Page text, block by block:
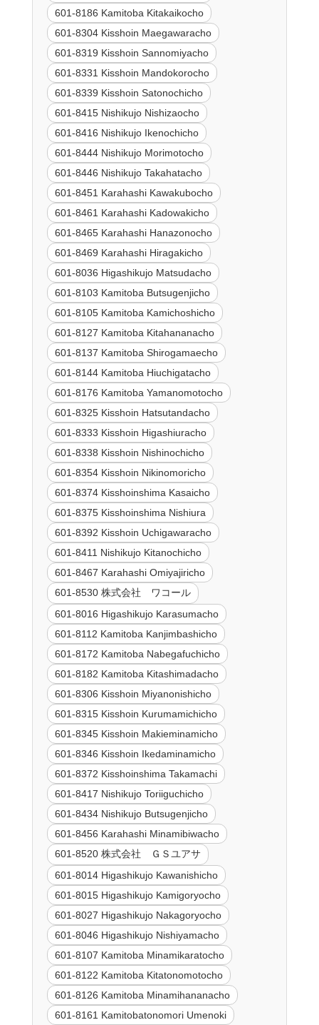
601-8186 Kamitoba Kitakaikocho
601-8304 Kisshoin Maegawaracho
601-8319 Kisshoin Sannomiyacho
601-8331 Kisshoin Mandokorocho
601-8339 Kisshoin Satonochicho
601-8415 Nishikujo Nishizaocho
601-8416 Nishikujo Ikenochicho
601-8444 Nishikujo Morimotocho
601-8446 Nishikujo Takahatacho
601-8451 Karahashi Kawakubocho
601-8461 Karahashi Kadowakicho
601-8465 Karahashi Hanazonocho
601-8469 Karahashi Hiragakicho
601-8036 Higashikujo Matsudacho
601-8103 Kamitoba Butsugenjicho
601-8105 Kamitoba Kamichoshicho
601-8127 Kamitoba Kitahananacho
601-8137 Kamitoba Shirogamaecho
601-8144 Kamitoba Hiuchigatacho
601-8176 Kamitoba Yamanomotocho
601-8325 Kisshoin Hatsutandacho
601-8333 Kisshoin Higashiuracho
601-8338 Kisshoin Nishinochicho
601-8354 Kisshoin Nikinomoricho
601-8374 Kisshoinshima Kasaicho
601-8375 Kisshoinshima Nishiura
601-8392 Kisshoin Uchigawaracho
601-8411 Nishikujo Kitanochicho
601-8467 Karahashi Omiyajiricho
601-8530 株式会社 ワコール
601-8016 Higashikujo Karasumacho
601-8112 Kamitoba Kanjimbashicho
601-8172 Kamitoba Nabegafuchicho
601-8182 Kamitoba Kitashimadacho
601-8306 Kisshoin Miyanonishicho
601-8315 Kisshoin Kurumamichicho
601-8345 Kisshoin Makieminamicho
601-8346 Kisshoin Ikedaminamicho
601-8372 Kisshoinshima Takamachi
601-8417 Nishikujo Toriiguchicho
601-8434 Nishikujo Butsugenjicho
601-8456 Karahashi Minamibiwacho
601-8520 株式会社 ＧＳユアサ
601-8014 Higashikujo Kawanishicho
601-8015 Higashikujo Kamigoryocho
601-8027 Higashikujo Nakagoryocho
601-8046 Higashikujo Nishiyamacho
601-8107 Kamitoba Minamikaratocho
601-8122 Kamitoba Kitatonomotocho
601-8126 Kamitoba Minamihananacho
601-8161 Kamitobatonomori Umenoki